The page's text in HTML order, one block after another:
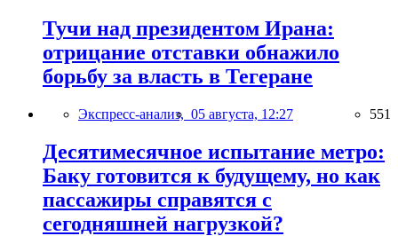
Тучи над президентом Ирана:
отрицание отставки обнажило
борьбу за власть в Тегеране
Экспресс-анализ, 05 августа, 12:27 551
Десятимесячное испытание метро:
Баку готовится к будущему, но как
пассажиры справятся с
сегодняшней нагрузкой?